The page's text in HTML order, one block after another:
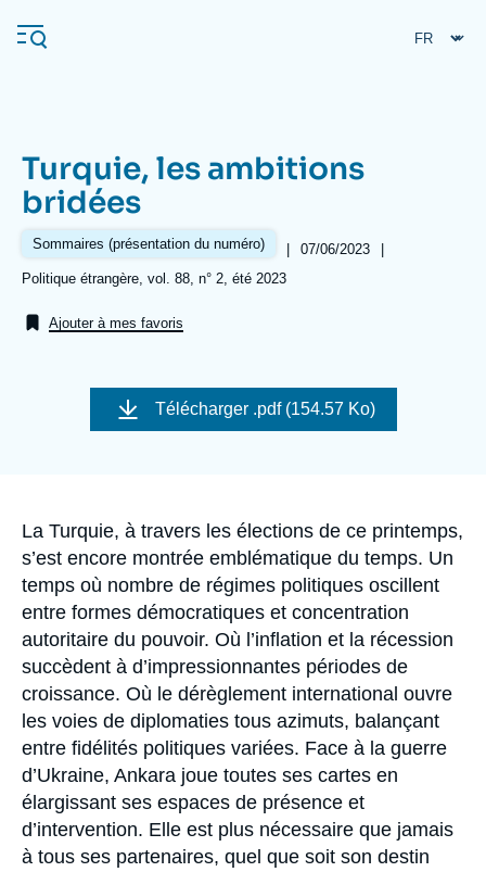
au
contenu
Navigation
principale
L'Ifri
Analyses
Événements
Nous soutenir
L'Ifri en bref Proche-Orient
Turquie, les ambitions
bridées
Sommaires (présentation du numéro) |
Date
07/06/2023
|
Références
Politique étrangère, vol. 88, n° 2, été 2023
Ajouter à mes favoris
Télécharger .pdf (154.57 Ko)
Accroche
La Turquie, à travers les élections de ce printemps,
s’est encore montrée emblématique du temps. Un
temps où nombre de régimes politiques oscillent
entre formes démocratiques et concentration
autoritaire du pouvoir. Où l’inflation et la récession
succèdent à d’impressionnantes périodes de
croissance. Où le dérèglement international ouvre
les voies de diplomaties tous azimuts, balançant
entre fidélités politiques variées. Face à la guerre
d’Ukraine, Ankara joue toutes ses cartes en
élargissant ses espaces de présence et
d’intervention. Elle est plus nécessaire que jamais
à tous ses partenaires, quel que soit son destin